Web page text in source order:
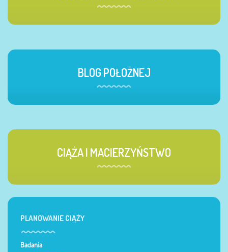
BLOG POŁOŻNEJ
CIĄŻA I MACIERZYŃSTWO
PLANOWANIE CIĄŻY
Badania